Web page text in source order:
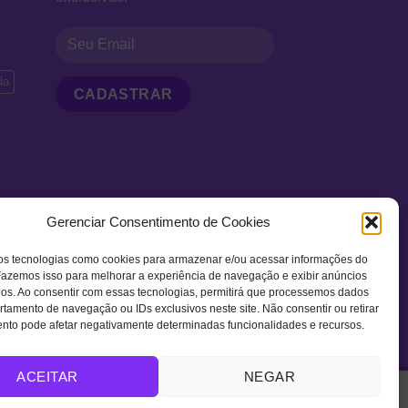
Gerenciar Consentimento de Cookies
tecnologias como cookies para armazenar e/ou acessar informações do
isso para melhorar a experiência de navegação e exibir anúncios
Ao consentir com essas tecnologias, permitirá que processemos dados
de navegação ou IDs exclusivos neste site. Não consentir ou retirar
pode afetar negativamente determinadas funcionalidades e recursos.
ACEITAR NEGAR